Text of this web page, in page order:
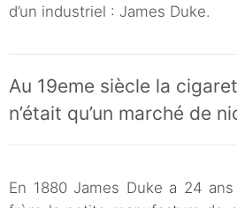
d’un industriel : James Duke.
Au 19eme siècle la
n’était qu’un marché de
En 1880 James Duke a 24